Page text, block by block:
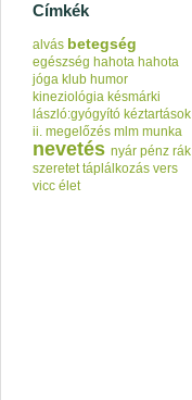
Címkék
alvás betegség
egészség hahota hahota
jóga klub humor
kineziológia késmárki
lászló:gyógyító kéztartások
ii. megelőzés mlm munka
nevetés nyár pénz rák
szeretet táplálkozás vers
vicc élet